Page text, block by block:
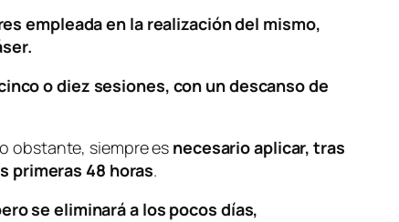
empleada en la realización del mismo,
o diez sesiones, con un descanso de
obstante, siempre es necesario aplicar, tras
primeras 48 horas.
se eliminará a los pocos días,